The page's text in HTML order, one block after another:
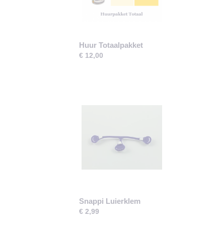
Huur Totaalpakket
€ 12,00
Snappi Luierklem
€ 2,99